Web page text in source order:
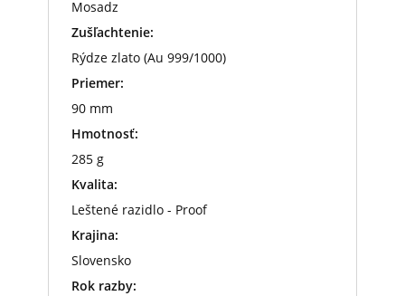
Mosadz
Zušľachtenie:
Rýdze zlato (Au 999/1000)
Priemer:
90 mm
Hmotnosť:
285 g
Kvalita:
Leštené razidlo - Proof
Krajina:
Slovensko
Rok razby: